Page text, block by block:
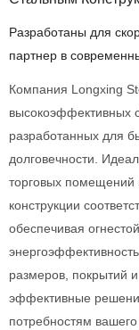
Разработаны для
партнер в
Компания Longxing
высокоэффективных
разработанных для
долговечности.
торговых помещений
конструкции
обеспечивая
размеров, покрытий
эффективные
потребностям вашего